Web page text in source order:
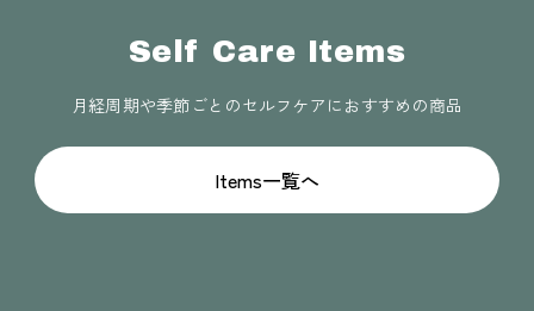
Self Care Items
月経周期や季節ごとのセルフケアにおすすめの商品
Items一覧へ